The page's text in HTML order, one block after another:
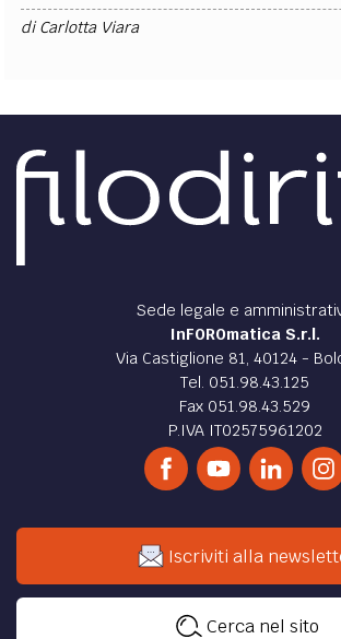
diCarlotta Viara
Sede legale e
InFOROmatica S.r.l.
Via Castiglione 81, 40124 -
Tel. 051.98.43.125
Fax 051.98.43.529
P.IVA IT02575961202
Iscriviti alla
Cerca nel sito